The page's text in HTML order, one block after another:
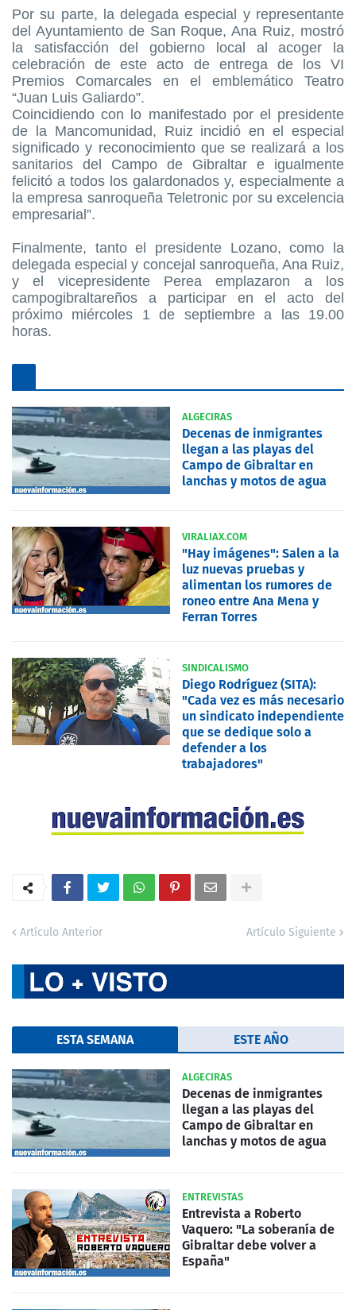
Por su parte, la delegada especial y representante
del Ayuntamiento de San Roque, Ana Ruiz, mostró
la satisfacción del gobierno local al acoger la
celebración de este acto de entrega de los VI
Premios Comarcales en el emblemático Teatro
“Juan Luis Galiardo”.
Coincidiendo con lo manifestado por el presidente
de la Mancomunidad, Ruiz incidió en el especial
significado y reconocimiento que se realizará a los
sanitarios del Campo de Gibraltar e igualmente
felicitó a todos los galardonados y, especialmente a
la empresa sanroqueña Teletronic por su excelencia
empresarial”.
Finalmente, tanto el presidente Lozano, como la
delegada especial y concejal sanroqueña, Ana Ruiz,
y el vicepresidente Perea emplazaron a los
campogibraltareños a participar en el acto del
próximo miércoles 1 de septiembre a las 19.00
horas.
ALGECIRAS
Decenas de inmigrantes
llegan a las playas del
Campo de Gibraltar en
lanchas y motos de agua
VIRALIAX.COM
"Hay imágenes": Salen a la
luz nuevas pruebas y
alimentan los rumores de
roneo entre Ana Mena y
Ferran Torres
SINDICALISMO
Diego Rodríguez (SITA):
"Cada vez es más necesario
un sindicato independiente
que se dedique solo a
defender a los
trabajadores"
Artículo Anterior Artículo Siguiente
ESTA SEMANA ESTE AÑO
ALGECIRAS
Decenas de inmigrantes
llegan a las playas del
Campo de Gibraltar en
lanchas y motos de agua
ENTREVISTAS
Entrevista a Roberto
Vaquero: "La soberanía de
Gibraltar debe volver a
España"